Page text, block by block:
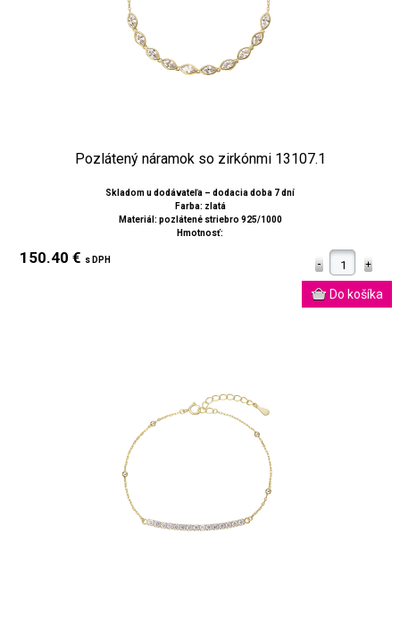
Pozlátený náramok so zirkónmi 13107.1
Skladom u dodávateľa – dodacia doba 7 dní
Farba: zlatá
Materiál: pozlátené striebro 925/1000
Hmotnosť:
150.40 € s DPH